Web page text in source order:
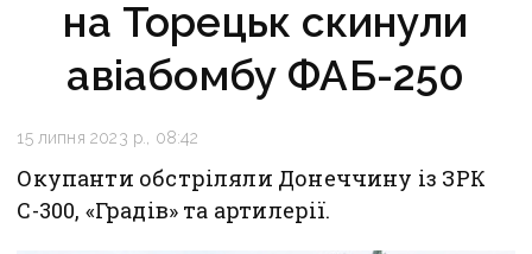
на Торецьк скинули
авіабомбу ФАБ-250
15 липня 2023 р., 08:42
Окупанти обстріляли Донеччину із ЗРК
С-300, «Градів» та артилерії.